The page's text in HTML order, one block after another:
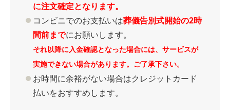
に注文確定となります。
コンビニでのお支払いは葬儀告別式開始の2時
間前までにお願いします。
それ以降に入金確認となった場合には、サービスが
実施できない場合があります。ご了承下さい。
お時間に余裕がない場合はクレジットカード
払いをおすすめします。